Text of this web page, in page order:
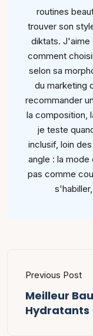
routines
trouver son
diktats. J'aime
comment
selon sa
du marketing
recommander
la composition,
je teste
inclusif, loin
angle : la mode
pas comme
Previous Post
Meilleur
Hydratants